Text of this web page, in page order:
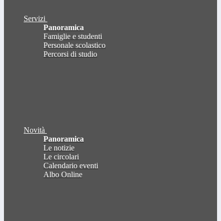
Servizi
Panoramica
Famiglie e studenti
Personale scolastico
Percorsi di studio
Novità
Panoramica
Le notizie
Le circolari
Calendario eventi
Albo Online